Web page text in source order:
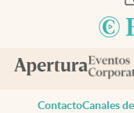
ContactoCanales